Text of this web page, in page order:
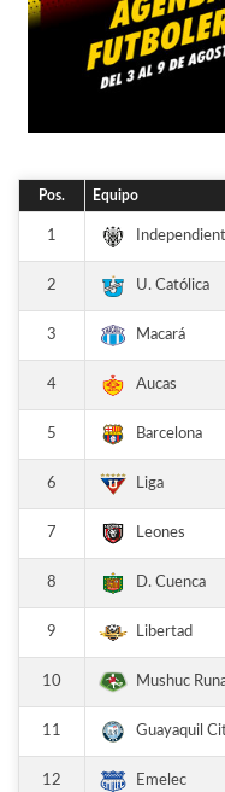
Pos. Equipo
1
2 U. Católica
3 Macará
4 Aucas
5 Barcelona
6 Liga
7 Leones
8 D. Cuenca
9 Libertad
10 Mushuc
11 Guayaquil
12 Emelec